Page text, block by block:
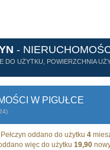
-
DO UŻYTKU, POWIERZCHNIA
W PIGUŁCE
oddano do użytku 4
więc do użytku 19,90